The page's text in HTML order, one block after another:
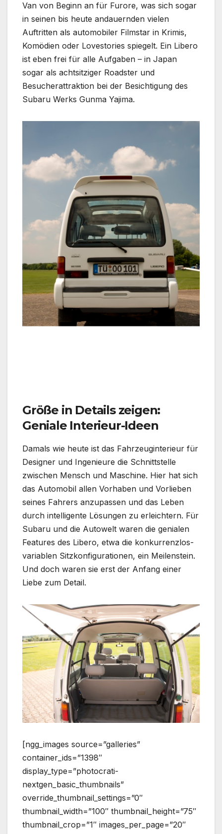
Van von Beginn an für Furore, was sich sogar
in seinen bis heute andauernden vielen
Auftritten als automobiler Filmstar in Krimis,
Komödien oder Lovestories spiegelt. Ein Libero
ist eben frei für alle Aufgaben – in Japan
sogar als achtsitziger Roadster und
Besucherattraktion bei der Besichtigung des
Subaru Werks Gunma Yajima.
Größe in Details zeigen:
Geniale Interieur-Ideen
Damals wie heute ist das Fahrzeuginterieur für
Designer und Ingenieure die Schnittstelle
zwischen Mensch und Maschine. Hier hat sich
das Automobil allen Vorhaben und Vorlieben
seines Fahrers anzupassen und das Leben
durch intelligente Lösungen zu erleichtern. Für
Subaru und die Autowelt waren die genialen
Features des Libero, etwa die konkurrenzlos-
variablen Sitzkonfigurationen, ein Meilenstein.
Und doch waren sie erst der Anfang einer
Liebe zum Detail.
[ngg_images source=”galleries”
container_ids=”1398″
display_type=”photocrati-
nextgen_basic_thumbnails”
override_thumbnail_settings=”0″
thumbnail_width=”100″ thumbnail_height=”75″
thumbnail_crop=”1″ images_per_page=”20″